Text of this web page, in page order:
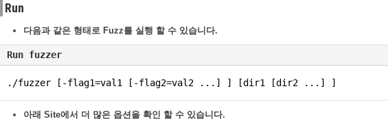
Run
다음과 같은 형태로 Fuzz를 실행 할 수 있습니다.
Run fuzzer
./fuzzer [-flag1=val1 [-flag2=val2 ...] ] [dir1 [dir2 ...] ]
아래 Site에서 더 많은 옵션을 확인 할 수 있습니다.